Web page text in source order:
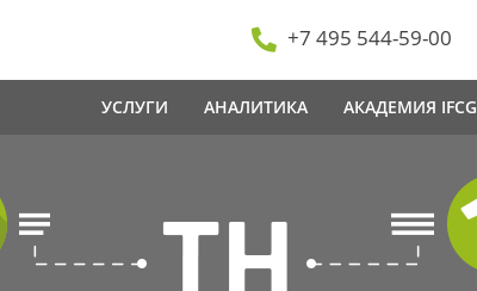
+7 495 544-59-00
УСЛУГИ АНАЛИТИКА АКАДЕМИЯ IFCG